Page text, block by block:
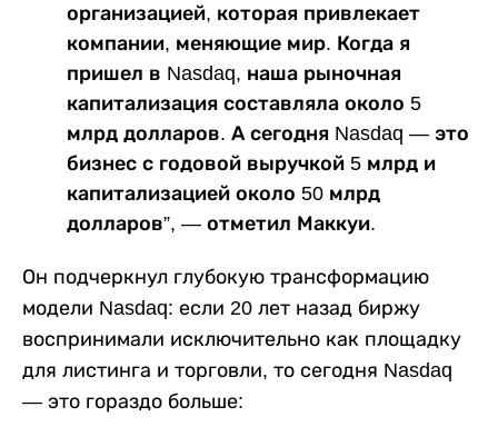
организацией, которая привлекает
компании, меняющие мир. Когда я
пришел в Nasdaq, наша рыночная
капитализация составляла около 5
млрд долларов. А сегодня Nasdaq — это
бизнес с годовой выручкой 5 млрд и
капитализацией около 50 млрд
долларов”, — отметил Маккуи.
Он подчеркнул глубокую трансформацию
модели Nasdaq: если 20 лет назад биржу
воспринимали исключительно как площадку
для листинга и торговли, то сегодня Nasdaq
— это гораздо больше: